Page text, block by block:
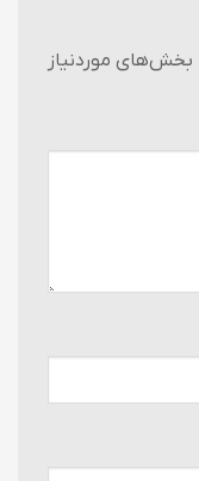
بخش‌های موردنیاز